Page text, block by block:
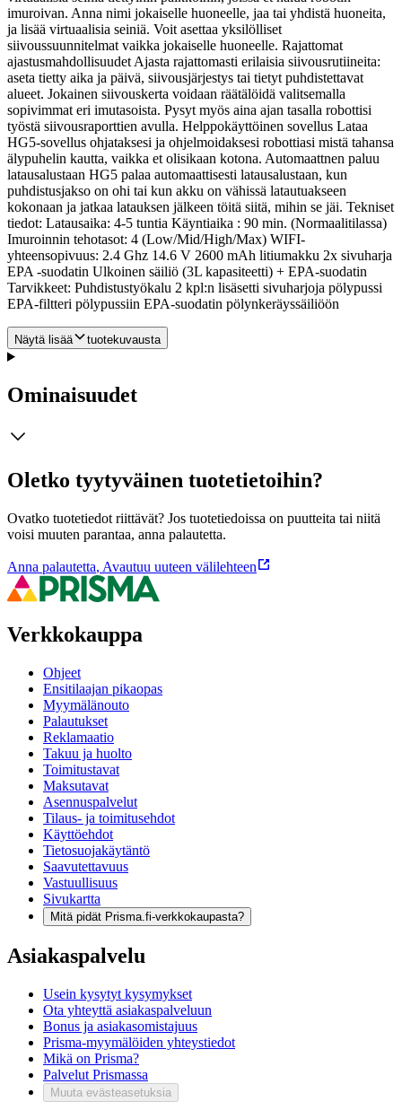
imuroivan. Anna nimi jokaiselle huoneelle, jaa tai yhdistä huoneita,
ja lisää virtuaalisia seiniä. Voit asettaa yksilölliset
siivoussuunnitelmat vaikka jokaiselle huoneelle. Rajattomat
ajastusmahdollisuudet Ajasta rajattomasti erilaisia siivousrutiineita:
aseta tietty aika ja päivä, siivousjärjestys tai tietyt puhdistettavat
alueet. Jokainen siivouskerta voidaan räätälöidä valitsemalla
sopivimmat eri imutasoista. Pysyt myös aina ajan tasalla robottisi
työstä siivousraporttien avulla. Helppokäyttöinen sovellus Lataa
HG5-sovellus ohjataksesi ja ohjelmoidaksesi robottiasi mistä tahansa
älypuhelin kautta, vaikka et olisikaan kotona. Automaattnen paluu
latausalustaan HG5 palaa automaattisesti latausalustaan, kun
puhdistusjakso on ohi tai kun akku on vähissä latautuakseen
kokonaan ja jatkaa latauksen jälkeen töitä siitä, mihin se jäi. Tekniset
tiedot: Latausaika: 4-5 tuntia Käyntiaika : 90 min. (Normaalitilassa)
Imuroinnin tehotasot: 4 (Low/Mid/High/Max) WIFI-
yhteensopivuus: 2.4 Ghz 14.6 V 2600 mAh litiumakku 2x sivuharja
EPA -suodatin Ulkoinen säiliö (3L kapasiteetti) + EPA-suodatin
Tarvikkeet: Puhdistustyökalu 2 kpl:n lisäsetti sivuharjoja pölypussi
EPA-filtteri pölypussiin EPA-suodatin pölynkeräyssäiliöön
Näytä lisää tuotekuvausta
Ominaisuudet
Oletko tyytyväinen tuotetietoihin?
Ovatko tuotetiedot riittävät? Jos tuotetiedoissa on puutteita tai niitä
voisi muuten parantaa, anna palautetta.
Anna palautetta, Avautuu uuteen välilehteen
Verkkokauppa
Ohjeet
Ensitilaajan pikaopas
Myymälänouto
Palautukset
Reklamaatio
Takuu ja huolto
Toimitustavat
Maksutavat
Asennuspalvelut
Tilaus- ja toimitusehdot
Käyttöehdot
Tietosuojakäytäntö
Saavutettavuus
Vastuullisuus
Sivukartta
Mitä pidät Prisma.fi-verkkokaupasta?
Asiakaspalvelu
Usein kysytyt kysymykset
Ota yhteyttä asiakaspalveluun
Bonus ja asiakasomistajuus
Prisma-myymälöiden yhteystiedot
Mikä on Prisma?
Palvelut Prismassa
Muuta evästeasetuksia